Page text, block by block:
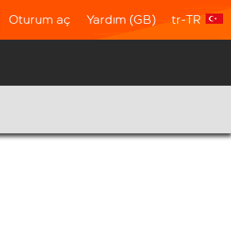
Oturum aç Yardım (GB) tr-TR